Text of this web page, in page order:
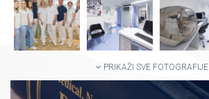
PRIKAŽI SVE FOTOGRAFIJE